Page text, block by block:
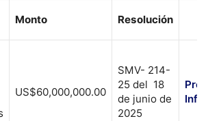
Monto Resolución
US$60,000,000.00
SMV- 214-
25 del 18
de junio de
2025